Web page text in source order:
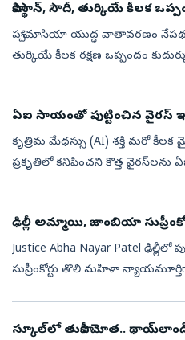
పాకిస్థాన్‌, సౌదీ, తుర్కియే కీలక
పశ్చిమాసియా యుద్ధ వాతావరణం
తుర్కియే కీలక రక్షణ ఒప్పందం కుదుర్చుకున్నాయి.
ఏఐ సాయంతో పుట్టించిన వైరస్‌
కృత్రిమ మేధస్సు (AI) శక్తి మరో
ప్రకృతిలో కనిపించని కొత్త వైరస్‌లను
ఢిల్లీ అమ్మాయి, జాంబియా
Justice Abha Nayar Patel
సుప్రీంకోర్టు తొలి మహిళా
స్కూల్‌లో తుపాకీ మోత..